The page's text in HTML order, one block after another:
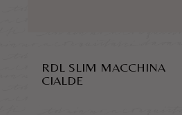
RDL SLIM MACCHINA
CIALDE